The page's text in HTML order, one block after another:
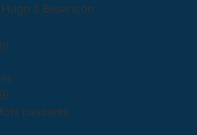
à Besançon
passants